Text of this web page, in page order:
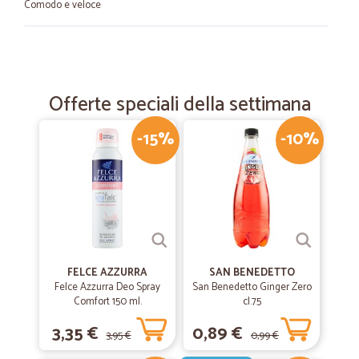
Comodo e veloce
Eccezionale!!!
29/03/2021
—Valerio A.
Eccezionali, rapidi nelle spedizioni, app ottimizzata, prezzi competitivi,
e c'è sempre più di un omaggio nella confezione! Semplicemente
20/02/2020
—Alessandro G.
Molto buono
Ho fatto due ordini tutto ok. Molto rapidi e sono soddisfatto dei
prodotti.
Offerte speciali della settimana
-15%
FELCE AZZURRA
Felce Azzurra Deo Spray
Comfort 150 ml.
3,35 € 3,95 €
-10%
SAN BENEDETTO
San Benedetto Ginger Zero
cl.75
0,89 € 0,99 €